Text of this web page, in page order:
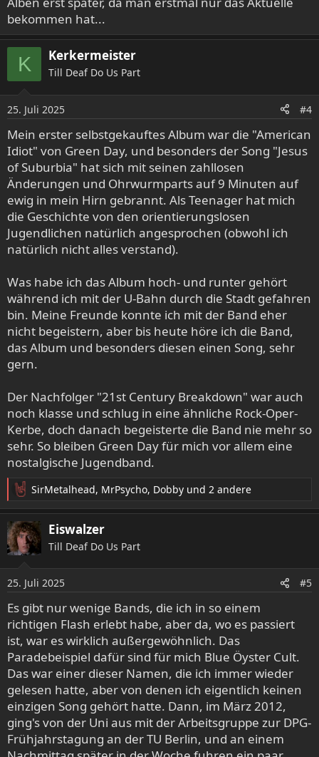
bekommen hat...
K Kerkermeister
Till Deaf Do Us Part
25. Juli 2025 #4
Mein erster selbstgekauftes Album war die "American
Idiot" von Green Day, und besonders der Song "Jesus
of Suburbia" hat sich mit seinen zahllosen
Änderungen und Ohrwurmparts auf 9 Minuten auf
ewig in mein Hirn gebrannt. Als Teenager hat mich
die Geschichte von den orientierungslosen
Jugendlichen natürlich angesprochen (obwohl ich
natürlich nicht alles verstand).
Was habe ich das Album hoch- und runter gehört
während ich mit der U-Bahn durch die Stadt gefahren
bin. Meine Freunde konnte ich mit der Band eher
nicht begeistern, aber bis heute höre ich die Band,
das Album und besonders diesen einen Song, sehr
gern.
Der Nachfolger "21st Century Breakdown" war auch
noch klasse und schlug in eine ähnliche Rock-Oper-
Kerbe, doch danach begeisterte die Band nie mehr so
sehr. So bleiben Green Day für mich vor allem eine
nostalgische Jugendband.
R
e
a
k
t
n
e
n
:
SirMetalhead, MrPsycho, Dobby und 2 andere
Eiswalzer
Till Deaf Do Us Part
25. Juli 2025 #5
Es gibt nur wenige Bands, die ich in so einem
richtigen Flash erlebt habe, aber da, wo es passiert
ist, war es wirklich außergewöhnlich. Das
Paradebeispiel dafür sind für mich Blue Öyster Cult.
Das war einer dieser Namen, die ich immer wieder
gelesen hatte, aber von denen ich eigentlich keinen
einzigen Song gehört hatte. Dann, im März 2012,
ging's von der Uni aus mit der Arbeitsgruppe zur DPG-
Frühjahrstagung an der TU Berlin, und an einem